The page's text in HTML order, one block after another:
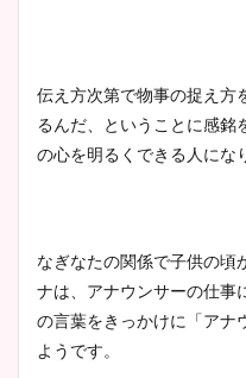
伝え方次第で物事の捉え方
るんだ、ということに感銘
の心を明るくできる人にな
なぎなたの関係で子供の頃
ナは、アナウンサーの仕事
の言葉をきっかけに「アナ
ようです。